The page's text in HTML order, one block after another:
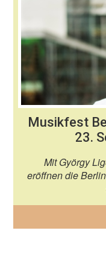
Musikfest
23.
Mit György
eröffnen die